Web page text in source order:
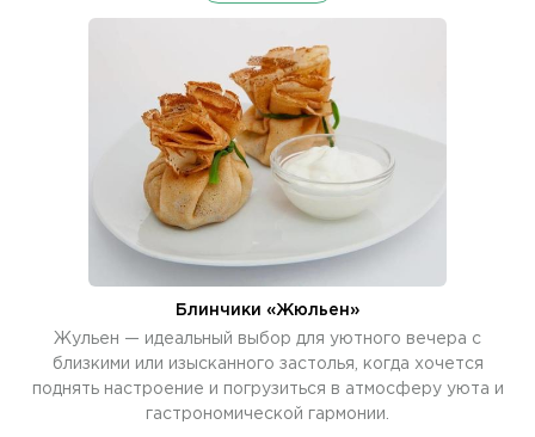
Блинчики «Жюльен»
Жульен — идеальный выбор для уютного вечера с
близкими или изысканного застолья, когда хочется
поднять настроение и погрузиться в атмосферу уюта и
гастрономической гармонии.